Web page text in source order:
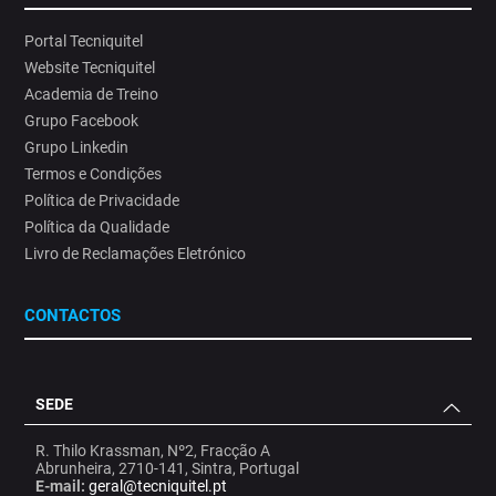
Portal Tecniquitel
Website Tecniquitel
Academia de Treino
Grupo Facebook
Grupo Linkedin
Termos e Condições
Política de Privacidade
Política da Qualidade
Livro de Reclamações Eletrónico
CONTACTOS
SEDE
R. Thilo Krassman, Nº2, Fracção A
Abrunheira, 2710-141, Sintra, Portugal
E-mail: geral@tecniquitel.pt